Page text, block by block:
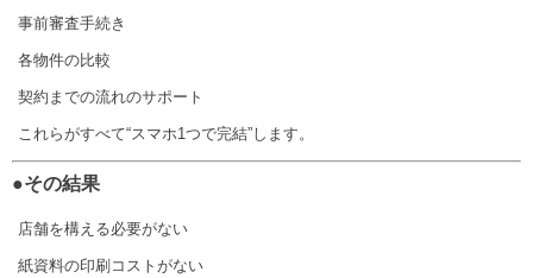
事前審査手続き
各物件の比較
契約までの流れのサポート
これらがすべて“スマホ1つで完結”します。
●その結果
店舗を構える必要がない
紙資料の印刷コストがない